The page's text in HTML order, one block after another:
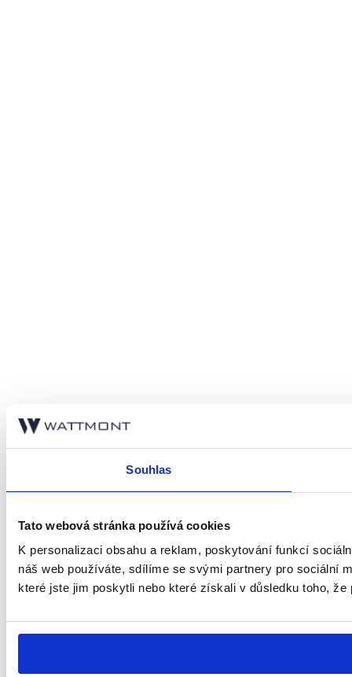
Souhlas
Tato webová stránka používá cookies
K personalizaci obsahu a reklam, poskytování funkcí
náš web používáte, sdílíme se svými partnery pro sociální
které jste jim poskytli nebo které získali v důsledku toho, že